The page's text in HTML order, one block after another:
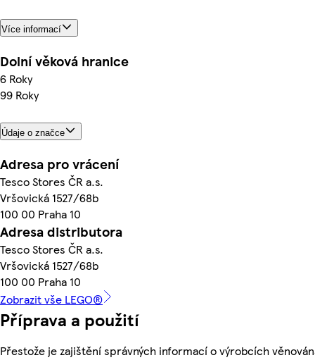
Více informací
Dolní věková hranice
6 Roky
99 Roky
Údaje o značce
Adresa pro vrácení
Tesco Stores ČR a.s.
Vršovická 1527/68b
100 00 Praha 10
Adresa distributora
Tesco Stores ČR a.s.
Vršovická 1527/68b
100 00 Praha 10
Zobrazit vše LEGO®
Příprava a použití
Přestože je zajištění správných informací o výrobcích